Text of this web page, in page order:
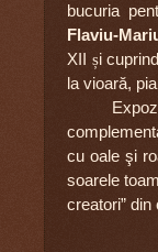
bucuria
Flaviu-
XII și
la vioară,
cu oale şi
soarele
creatori”